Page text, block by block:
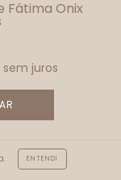
ENTENDI
Fátima Onix
sem juros